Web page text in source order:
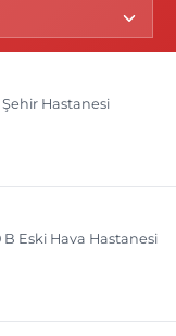
Şehir Hastanesi
B Eski Hava Hastanesi